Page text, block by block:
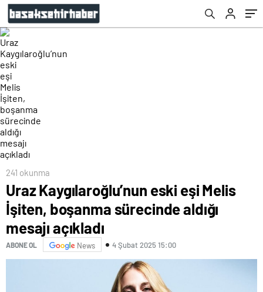
241 okunma
Uraz Kaygılaroğlu’nun eski eşi Melis
İşiten, boşanma sürecinde aldığı
mesajı açıkladı
ABONE OL News 4 Şubat 2025 15:00